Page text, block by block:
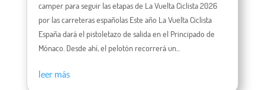
camper para seguir las etapas de La Vuelta Ciclista 2026
por las carreteras españolas Este año La Vuelta Ciclista
España dará el pistoletazo de salida en el Principado de
Mónaco. Desde ahí, el pelotón recorrerá un...
leer más